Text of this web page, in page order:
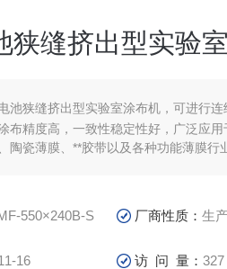
狭缝挤出型实验
池狭缝挤出型实验室涂布机，可进行
布精度高，一致性稳定性好，广泛应
陶瓷薄膜、**胶带以及各种功能薄膜行
550×240B-S​ 厂商性质：生
16 访 问 量：327